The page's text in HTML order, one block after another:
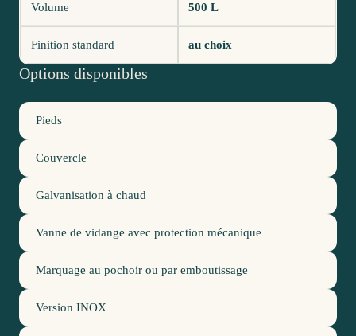
Volume 500 L
Finition standard au choix
Options disponibles
Pieds
Couvercle
Galvanisation à chaud
Vanne de vidange avec protection mécanique
Marquage au pochoir ou par emboutissage
Version INOX